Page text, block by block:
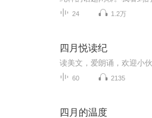
24 1.2万
四月悦读纪
读美文，爱朗诵，欢迎小
60 2135
四月的温度